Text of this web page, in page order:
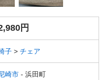
円
子 > チェア
崎市 - 浜田町